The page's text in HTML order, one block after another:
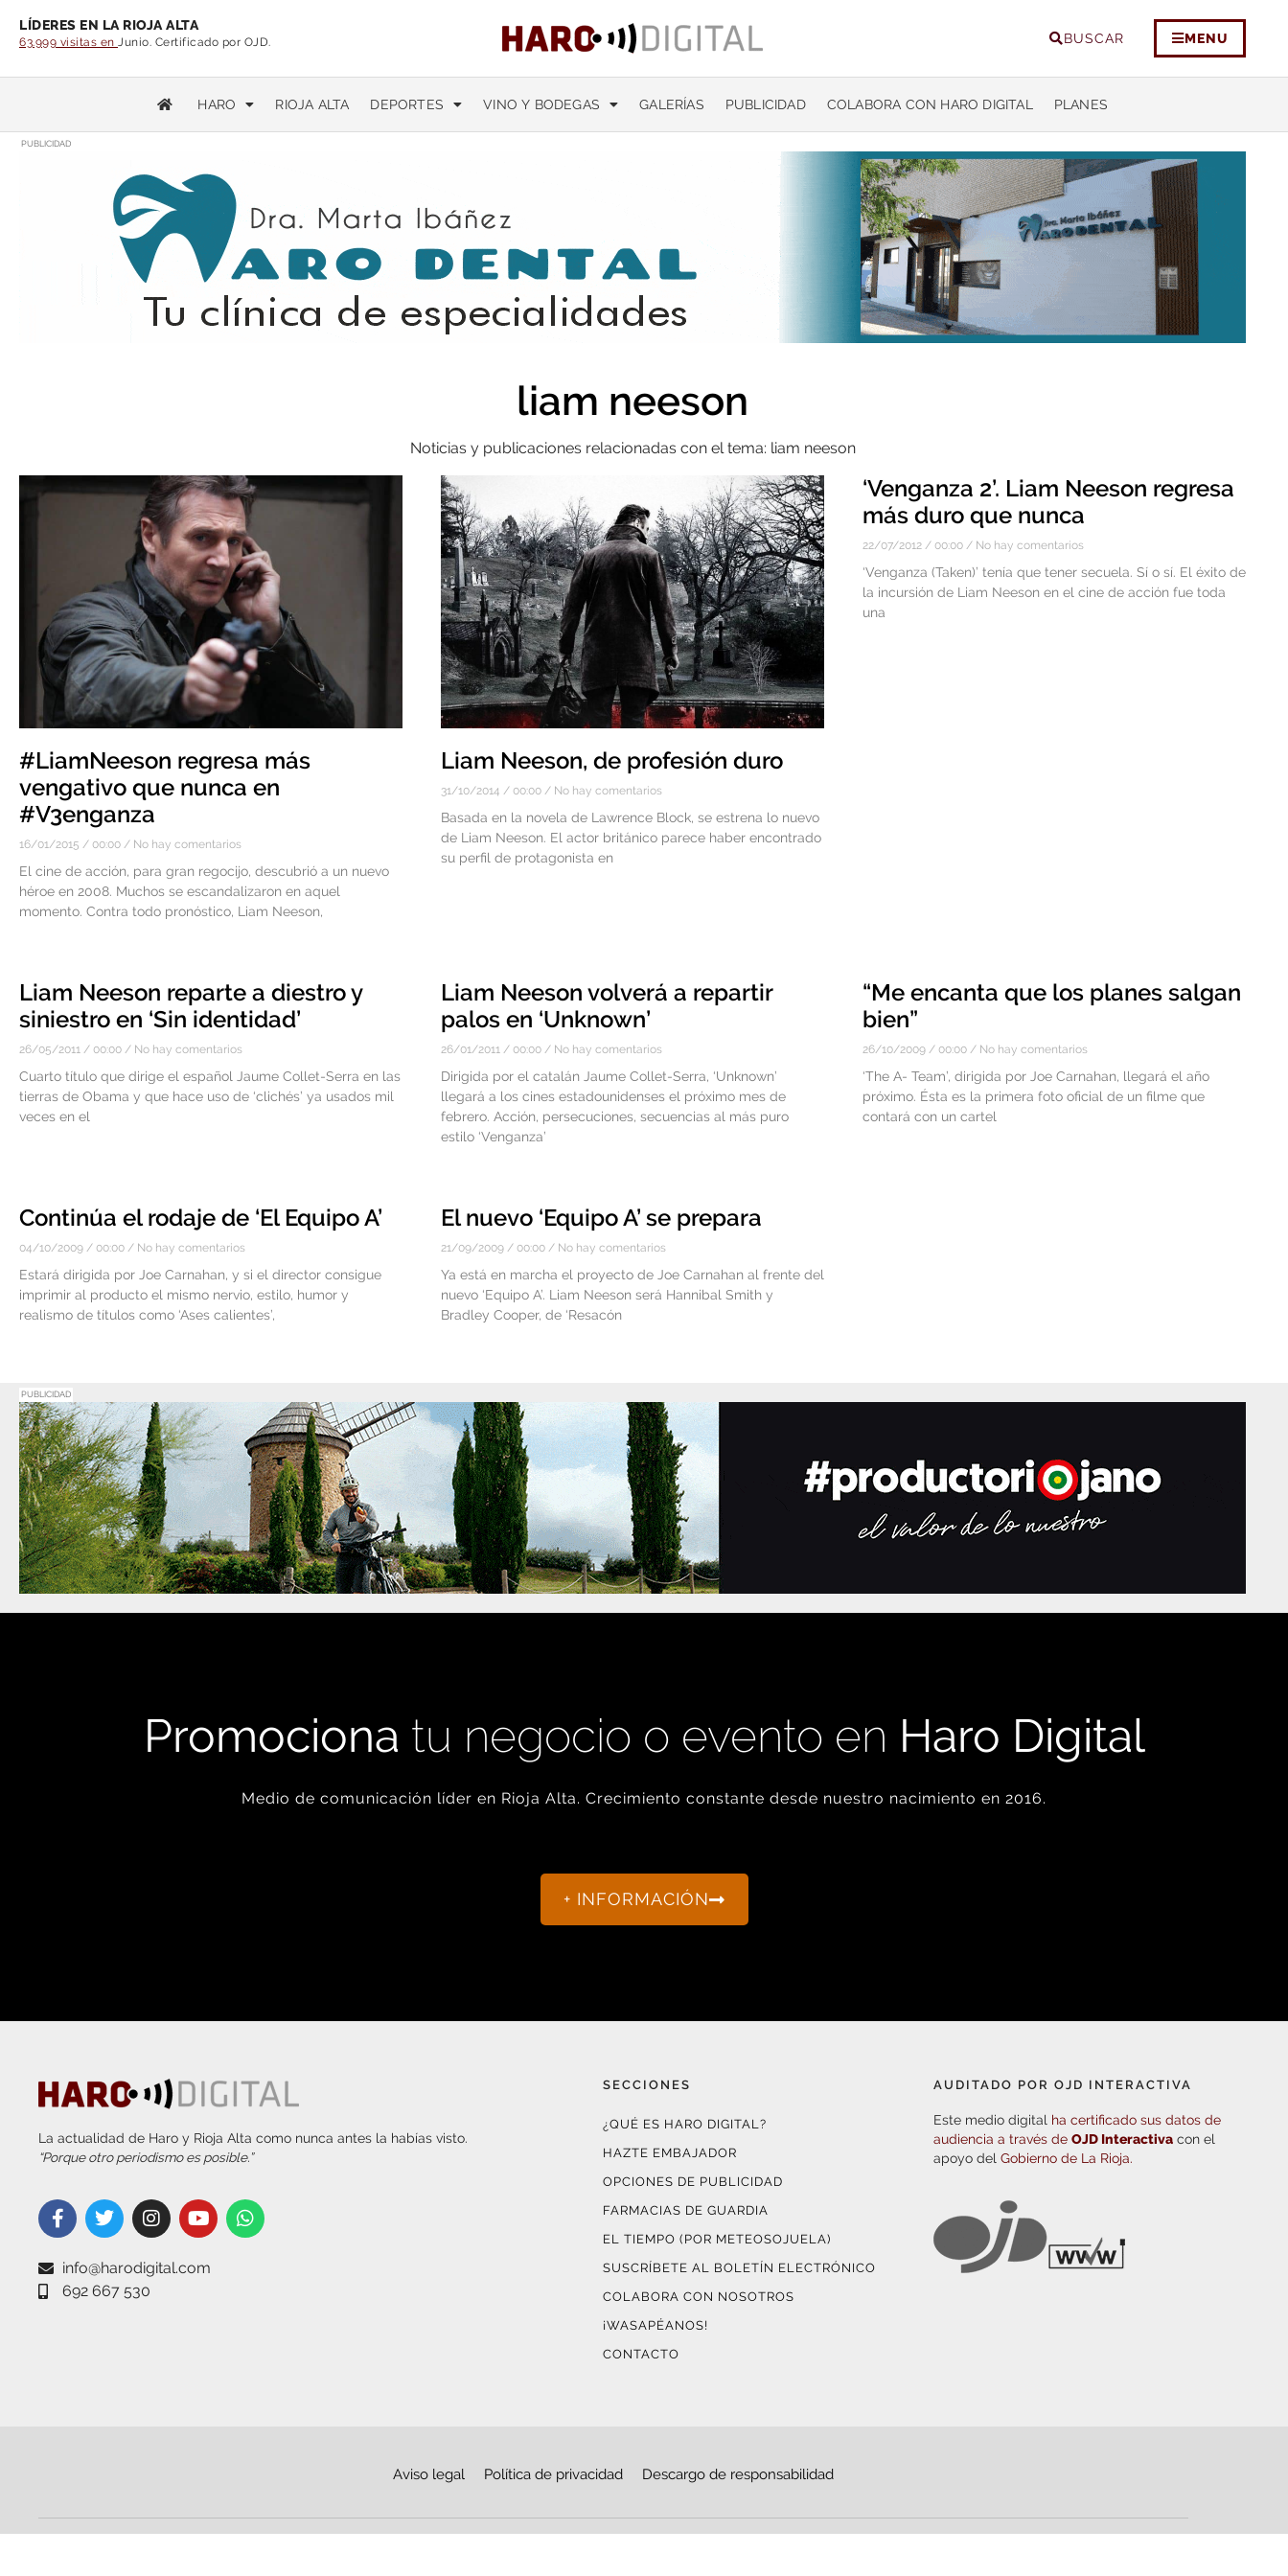
LÍDERES EN LA RIOJA ALTA
63.999 visitas en Junio. Certificado por OJD. BUSCAR MENU
HARO RIOJA ALTA DEPORTES VINO Y BODEGAS GALERÍAS PUBLICIDAD COLABORA CON HARO DIGITAL PLANES
PUBLICIDAD
liam neeson
Noticias y publicaciones relacionadas con el tema: liam neeson
#LiamNeeson regresa más
vengativo que nunca en
#V3enganza
16/01/2015 00:00 No hay comentarios
El cine de acción, para gran regocijo, descubrió a un nuevo
héroe en 2008. Muchos se escandalizaron en aquel
momento. Contra todo pronóstico, Liam Neeson,
Liam Neeson, de profesión duro
31/10/2014 00:00 No hay comentarios
Basada en la novela de Lawrence Block, se estrena lo nuevo
de Liam Neeson. El actor británico parece haber encontrado
su perfil de protagonista en
‘Venganza 2’. Liam Neeson regresa
más duro que nunca
22/07/2012 00:00 No hay comentarios
‘Venganza (Taken)’ tenía que tener secuela. Sí o sí. El éxito de
la incursión de Liam Neeson en el cine de acción fue toda
una
Liam Neeson reparte a diestro y
siniestro en ‘Sin identidad’
26/05/2011 00:00 No hay comentarios
Cuarto título que dirige el español Jaume Collet-Serra en las
tierras de Obama y que hace uso de ‘clichés’ ya usados mil
veces en el
Liam Neeson volverá a repartir
palos en ‘Unknown’
26/01/2011 00:00 No hay comentarios
Dirigida por el catalán Jaume Collet-Serra, ‘Unknown’
llegará a los cines estadounidenses el próximo mes de
febrero. Acción, persecuciones, secuencias al más puro
estilo ‘Venganza’
“Me encanta que los planes salgan
bien”
26/10/2009 00:00 No hay comentarios
‘The A- Team’, dirigida por Joe Carnahan, llegará el año
próximo. Ésta es la primera foto oficial de un filme que
contará con un cartel
Continúa el rodaje de ‘El Equipo A’
04/10/2009 00:00 No hay comentarios
Estará dirigida por Joe Carnahan, y si el director consigue
imprimir al producto el mismo nervio, estilo, humor y
realismo de títulos como ‘Ases calientes’,
El nuevo ‘Equipo A’ se prepara
21/09/2009 00:00 No hay comentarios
Ya está en marcha el proyecto de Joe Carnahan al frente del
nuevo ‘Equipo A’. Liam Neeson será Hannibal Smith y
Bradley Cooper, de ‘Resacón
PUBLICIDAD
Promociona tu negocio o evento en Haro Digital
Medio de comunicación líder en Rioja Alta. Crecimiento constante desde nuestro nacimiento en 2016.
+ INFORMACIÓN
La actualidad de Haro y Rioja Alta como nunca antes la habías visto.
“Porque otro periodismo es posible.”
info@harodigital.com
692 667 530
SECCIONES
¿QUÉ ES HARO DIGITAL?
HAZTE EMBAJADOR
OPCIONES DE PUBLICIDAD
FARMACIAS DE GUARDIA
EL TIEMPO (POR METEOSOJUELA)
SUSCRÍBETE AL BOLETÍN ELECTRÓNICO
COLABORA CON NOSOTROS
¡WASAPÉANOS!
CONTACTO
AUDITADO POR OJD INTERACTIVA
Este medio digital ha certificado sus datos de
audiencia a través deOJD Interactiva con el
apoyo delGobierno de La Rioja.
Aviso legal Política de privacidad Descargo de responsabilidad